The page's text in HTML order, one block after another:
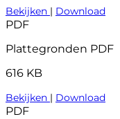
Bekijken | Download
PDF
Plattegronden PDF
616 KB
Bekijken | Download
PDF